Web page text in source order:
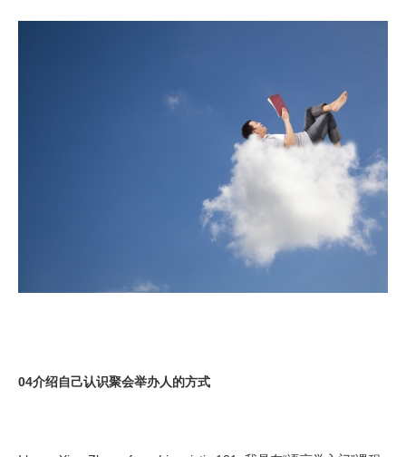
04介绍自己认识聚会举办人的方式